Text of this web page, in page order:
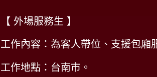
【 外場服務生 】
工作內容：為客人帶位、支援包廂
工作地點：台南市。